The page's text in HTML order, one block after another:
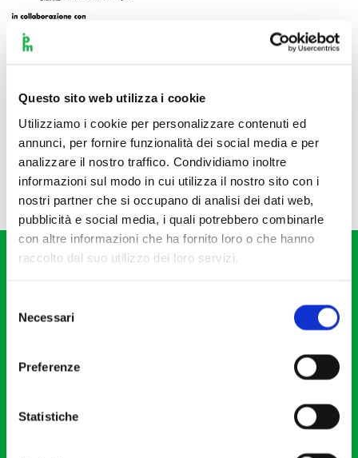
Questo sito web utilizza i cookie
Utilizziamo i cookie per personalizzare contenuti ed
annunci, per fornire funzionalità dei social media e per
analizzare il nostro traffico. Condividiamo inoltre
informazioni sul modo in cui utilizza il nostro sito con i
nostri partner che si occupano di analisi dei dati web,
pubblicità e social media, i quali potrebbero combinarle
con altre informazioni che ha fornito loro o che hanno
raccolto dal suo utilizzo dei loro servizi.
delNecessari
Preferenze
Statistiche
Via S. Giovanni sul Muro, 2
Cod. Fisc. 80078650159